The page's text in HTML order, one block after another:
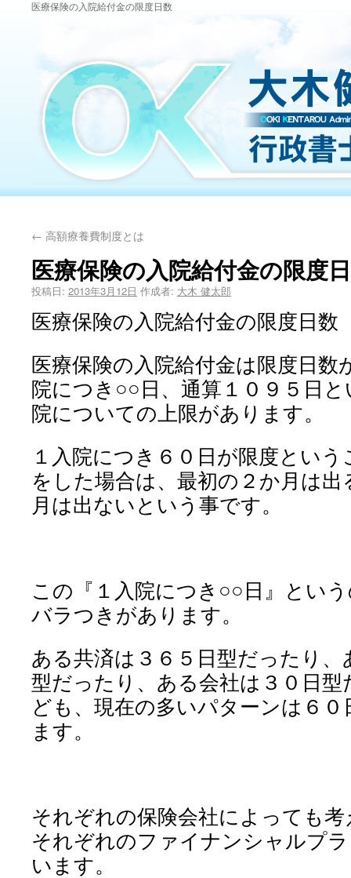
医療保険の入院給付金の限度日数
← 高額療養費制度とは
医療保険の入院給付金の限度
投稿日: 2013年3月12日 作成者: 大木 健太郎
医療保険の入院給付金の限度日数
医療保険の入院給付金は限度日数
院につき○○日、通算１０９５日
院についての上限があります。
１入院につき６０日が限度とい
をした場合は、最初の２か月は
月は出ないという事です。
この『１入院につき○○日』とい
バラつきがあります。
ある共済は３６５日型だったり、
型だったり、ある会社は３０日
ども、現在の多いパターンは６
ます。
それぞれの保険会社によっても
それぞれのファイナンシャルプ
います。